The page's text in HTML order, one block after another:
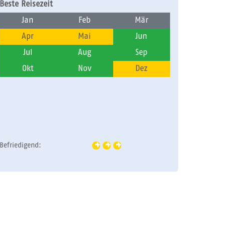
Beste Reisezeit
Jan
Feb
Mär
Apr
Mai
Jun
Jul
Aug
Sep
Okt
Nov Dez
Befriedigend: